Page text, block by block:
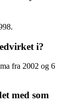
i?
fra 2002 og 6
med som